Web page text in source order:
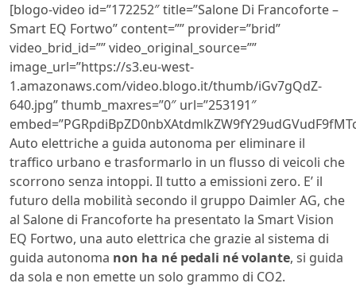
[blogo-video id=”172252″ title=”Salone Di Francoforte –
Smart EQ Fortwo” content=”” provider=”brid”
video_brid_id=”” video_original_source=””
image_url=”https://s3.eu-west-
1.amazonaws.com/video.blogo.it/thumb/iGv7gQdZ-
640.jpg” thumb_maxres=”0″ url=”253191″
Auto elettriche a guida autonoma per eliminare il
traffico urbano e trasformarlo in un flusso di veicoli che
scorrono senza intoppi. Il tutto a emissioni zero. E’ il
futuro della mobilità secondo il gruppo Daimler AG, che
al Salone di Francoforte ha presentato la Smart Vision
EQ Fortwo, una auto elettrica che grazie al sistema di
guida autonoma non ha né pedali né volante, si guida
da sola e non emette un solo grammo di CO2.